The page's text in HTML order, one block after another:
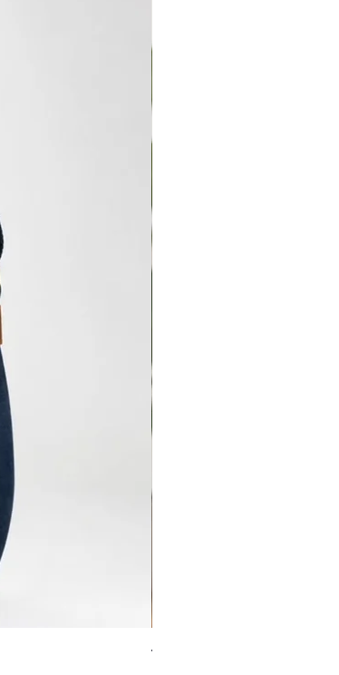
Torba-Ranac-Benjamin